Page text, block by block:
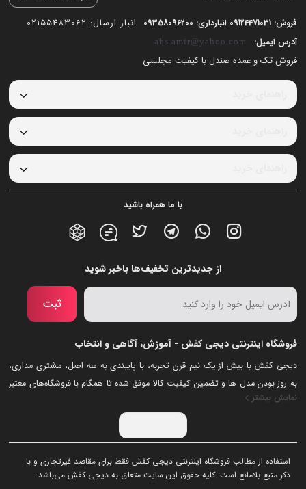
فروش: 09124471031 انبارداری: 09358096200 انبار ارسال: 02155483062
آدرس ایمیل: abs.amir@yahoo.com
فروش تک و عمده صندل با کیفیت مجلسی
با ما همراه باشید
از جدیدترین تخفیف‌ها باخبر شوید
ثبت
فروشگاه اینترنتی دیجی کفش - آموزش، آگاهی و انتخاب
دیجی کفش با بیش از یک نیم قرن تجربه، با پایبندی به سه اصل، مشتری مداری،
به روز بودن مدل ها و تضمین کیفیت کالا موفق شده تا همگام با فروشگاه‌های معتبر
جهان، به یکی از بزرگ‌ترین فروشگاه های اینترنتی ایران تبدیل شود. به محض ورود
به سایت دیجی‌کفش با دنیایی از رنگ ها رو به رو می‌شوید! هر آنچه که نیاز دارید در
نمایش بیشتر
استفاده از مطالب فروشگاه اینترنتی دیجی کفش فقط برای مقاصد غیرتجاری و با
ذکر منبع بلامانع است. کلیه حقوق این سایت متعلق به دیجی کفش می‌باشد.